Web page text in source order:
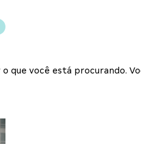
você está procurando.